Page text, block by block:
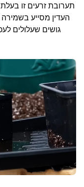
תערובת זרעים זו
העדין מסייע בשמירה
גושים שעלולים